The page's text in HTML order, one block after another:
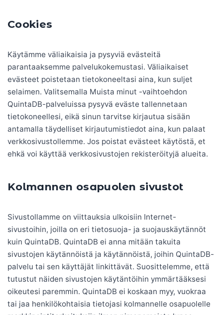
Cookies
Käytämme väliaikaisia ​​ja pysyviä evästeitä
parantaaksemme palvelukokemustasi. Väliaikaiset
evästeet poistetaan tietokoneeltasi aina, kun suljet
selaimen. Valitsemalla Muista minut -vaihtoehdon
QuintaDB-palveluissa pysyvä eväste tallennetaan
tietokoneellesi, eikä sinun tarvitse kirjautua sisään
antamalla täydelliset kirjautumistiedot aina, kun palaat
verkkosivustollemme. Jos poistat evästeet käytöstä, et
ehkä voi käyttää verkkosivustojen rekisteröityjä alueita.
Kolmannen osapuolen sivustot
Sivustollamme on viittauksia ulkoisiin Internet-
sivustoihin, joilla on eri tietosuoja- ja suojauskäytännöt
kuin QuintaDB. QuintaDB ei anna mitään takuita
sivustojen käytännöistä ja käytännöistä, joihin QuintaDB-
palvelu tai sen käyttäjät linkittävät. Suosittelemme, että
tutustut näiden sivustojen käytäntöihin ymmärtääksesi
oikeutesi paremmin. QuintaDB ei koskaan myy, vuokraa
tai jaa henkilökohtaisia ​​tietojasi kolmannelle osapuolelle